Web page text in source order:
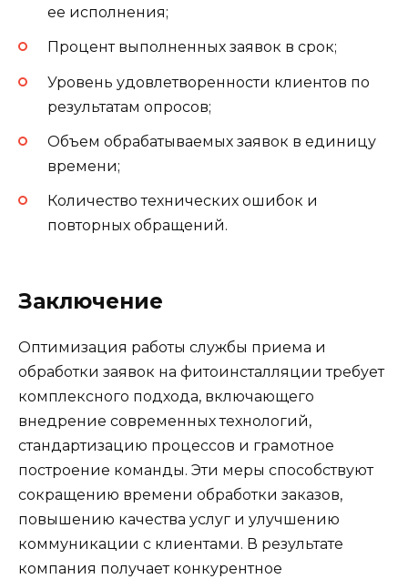
ее исполнения;
Процент выполненных заявок в срок;
Уровень удовлетворенности клиентов по
результатам опросов;
Объем обрабатываемых заявок в единицу
времени;
Количество технических ошибок и
повторных обращений.
Заключение
Оптимизация работы службы приема и
обработки заявок на фитоинсталляции требует
комплексного подхода, включающего
внедрение современных технологий,
стандартизацию процессов и грамотное
построение команды. Эти меры способствуют
сокращению времени обработки заказов,
повышению качества услуг и улучшению
коммуникации с клиентами. В результате
компания получает конкурентное